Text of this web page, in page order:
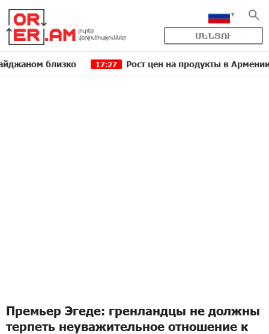
ՄԵՆՅՈՒ
близко 17:27 Рост цен на продукты в Армении
Премьер Эгеде: гренландцы не должны
терпеть неуважительное отношение к